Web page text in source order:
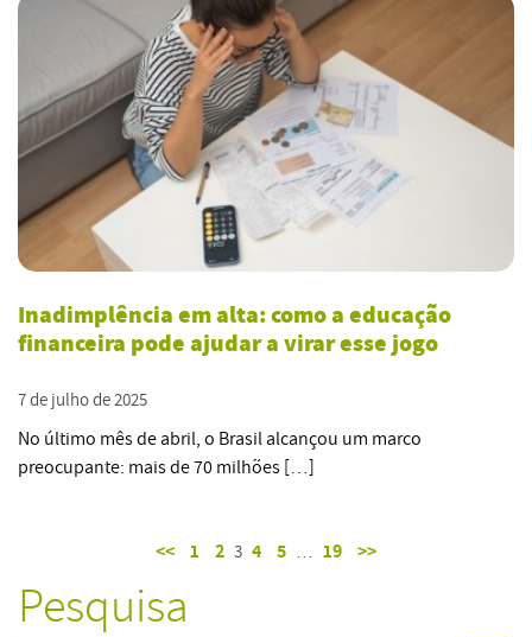
Inadimplência em alta: como a educação
financeira pode ajudar a virar esse jogo
7 de julho de 2025
No último mês de abril, o Brasil alcançou um marco
preocupante: mais de 70 milhões […]
<< 1 2 3 4 5 … 19 >>
Pesquisa